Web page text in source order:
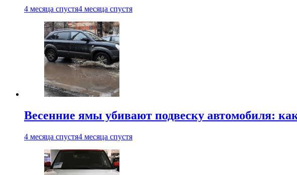
4 месяца спустя4 месяца спустя
Весенние ямы убивают подвеску автомобиля:
4 месяца спустя4 месяца спустя